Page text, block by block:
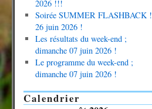
2026 !!!
Soirée SUMMER FLASHBACK !
26 juin 2026 !
Les résultats du week-end ;
dimanche 07 juin 2026 !
Le programme du week-end ;
dimanche 07 juin 2026 !
Calendrier